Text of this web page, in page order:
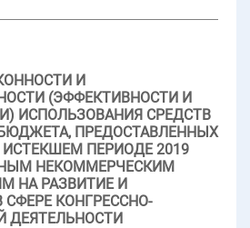
И
(ЭФФЕКТИВНОСТИ И
ИСПОЛЬЗОВАНИЯ СРЕДСТВ
ПРЕДОСТАВЛЕННЫХ
ИСТЕКШЕМ ПЕРИОДЕ 2019
НЕКОММЕРЧЕСКИМ
НА РАЗВИТИЕ И
КОНГРЕССНО-
ДЕЯТЕЛЬНОСТИ